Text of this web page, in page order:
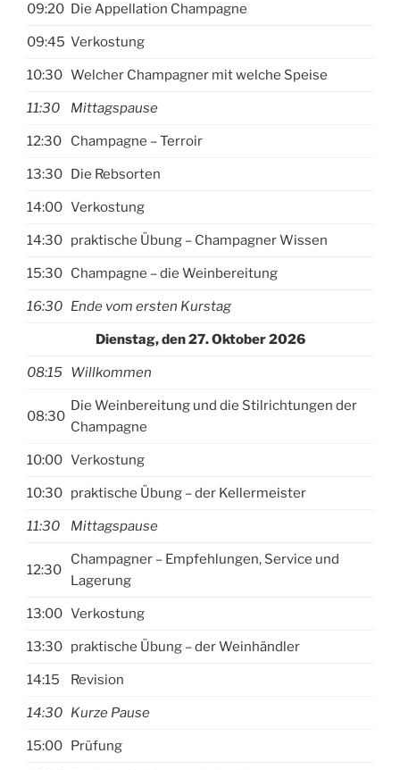
09:20 Die Appellation Champagne
09:45 Verkostung
10:30 Welcher Champagner mit welche Speise
11:30 Mittagspause
12:30 Champagne – Terroir
13:30 Die Rebsorten
14:00 Verkostung
14:30 praktische Übung – Champagner Wissen
15:30 Champagne – die Weinbereitung
16:30 Ende vom ersten Kurstag
Dienstag, den 27. Oktober 2026
08:15 Willkommen
08:30
Die Weinbereitung und die Stilrichtungen der
Champagne
10:00 Verkostung
10:30 praktische Übung – der Kellermeister
11:30 Mittagspause
12:30
Champagner – Empfehlungen, Service und
Lagerung
13:00 Verkostung
13:30 praktische Übung – der Weinhändler
14:15 Revision
14:30 Kurze Pause
15:00 Prüfung